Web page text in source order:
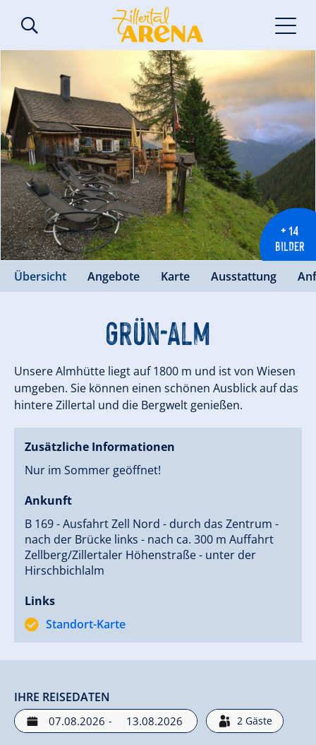
+ 14
BILDER
Übersicht Angebote Karte Ausstattung
Grün-Alm
Unsere Almhütte liegt auf 1800 m und ist von Wiesen
umgeben. Sie können einen schönen Ausblick auf das
hintere Zillertal und die Bergwelt genießen.
Zusätzliche Informationen
Nur im Sommer geöffnet!
Ankunft
B 169 - Ausfahrt Zell Nord - durch das Zentrum -
nach der Brücke links - nach ca. 300 m Auffahrt
Zellberg/Zillertaler Höhenstraße - unter der
Hirschbichlalm
Links
Standort-Karte
IHRE REISEDATEN
- 2 Gäste